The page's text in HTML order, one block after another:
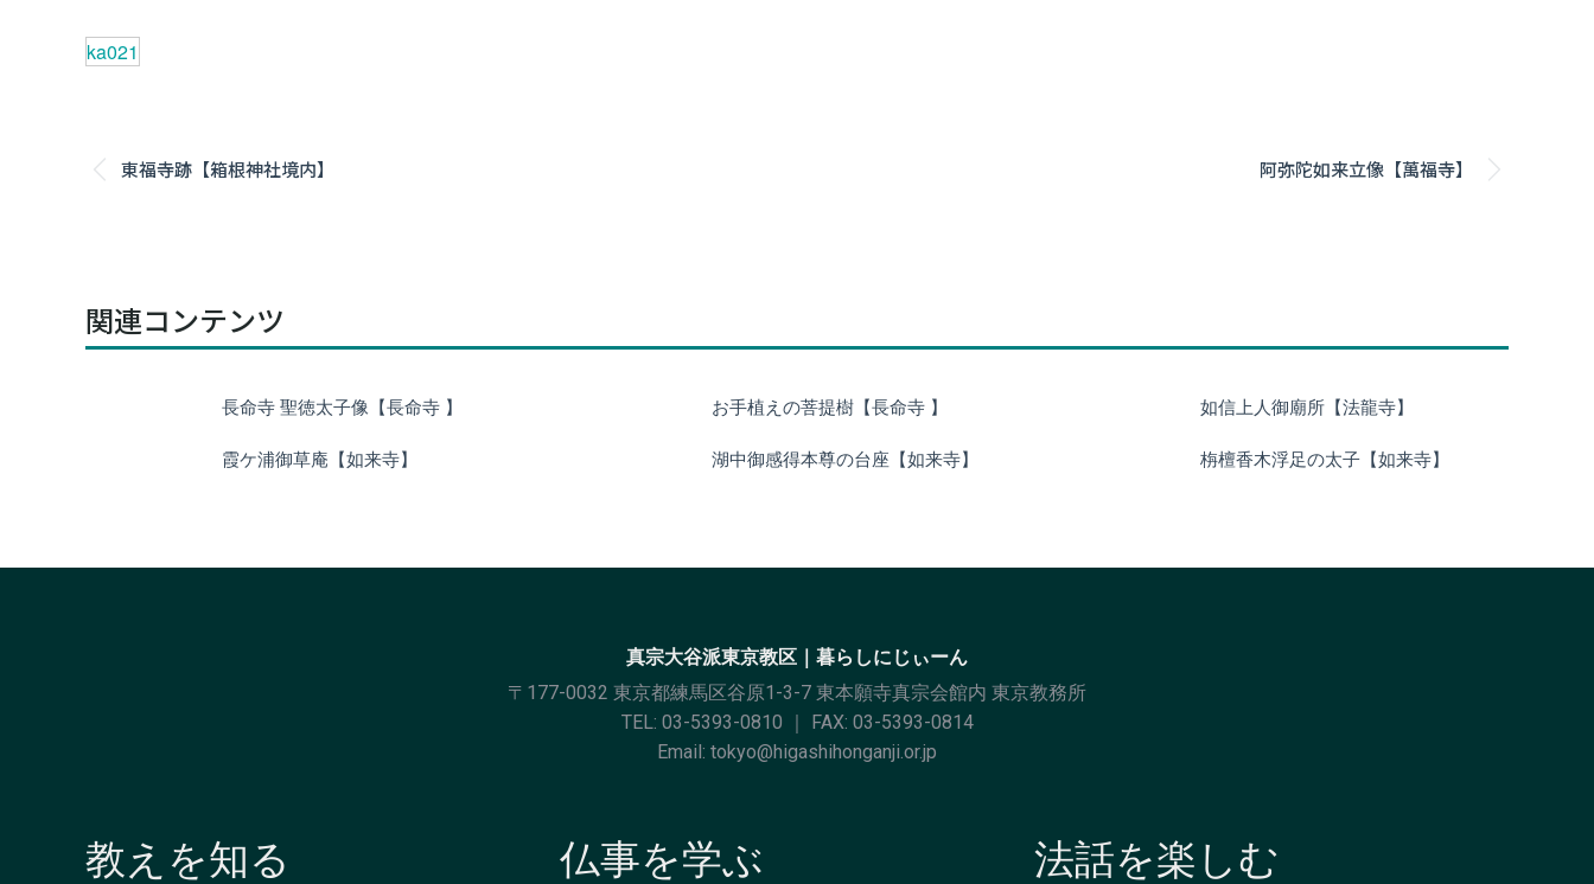
ka021
Post
navigation
Previous
東福寺跡【箱根神社境内】 阿弥陀如来立像【萬福寺】
関連コンテンツ
長命寺 聖徳太子像【長命寺 】 お手植えの菩提樹【長命寺 】 如信上人御廟所【法龍寺】
霞ケ浦御草庵【如来寺】 湖中御感得本尊の台座【如来寺】 栴檀香木浮足の太子【如来寺】
真宗大谷派東京教区｜暮らしにじぃーん
〒177-0032 東京都練馬区谷原1-3-7 東本願寺真宗会館内 東京教務所
TEL: 03-5393-0810 ｜ FAX: 03-5393-0814
Email: tokyo@higashihonganji.or.jp
教えを知る 仏事を学ぶ 法話を楽しむ